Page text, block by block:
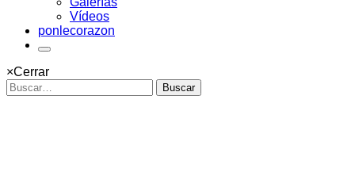
Vídeos
ponlecorazon
×Cerrar
Buscar